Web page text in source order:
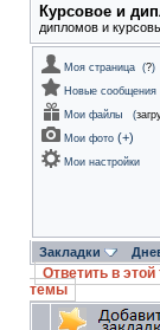
Курсовое и
дипломов и
Моя страница (?)
Новые сообщения
Мои файлы
(
Мои фото (+)
Мои настройки
Закладки
Ответить в этой
темы